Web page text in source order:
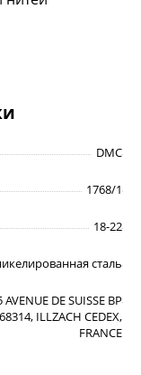
DMC
1768/1
18-22
сталь
AVENUE DE SUISSE BP
ILLZACH CEDEX,
FRANCE